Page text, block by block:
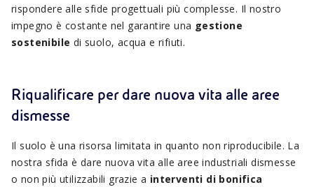
rispondere alle sfide progettuali più complesse. Il nostro
impegno è costante nel garantire una gestione
sostenibile di suolo, acqua e rifiuti.
Riqualificare per dare nuova vita alle aree
dismesse
Il suolo è una risorsa limitata in quanto non riproducibile. La
nostra sfida è dare nuova vita alle aree industriali dismesse
o non più utilizzabili grazie a interventi di bonifica